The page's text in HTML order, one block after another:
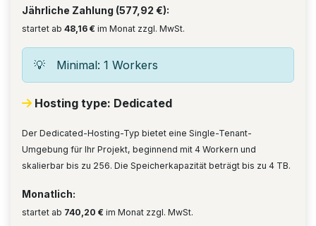
Jährliche Zahlung (577,92 €):
startet ab 48,16 € im Monat zzgl. MwSt.
💡 Minimal: 1 Workers
Hosting type: Dedicated
Der Dedicated-Hosting-Typ bietet eine Single-Tenant-
Umgebung für Ihr Projekt, beginnend mit 4 Workern und
skalierbar bis zu 256. Die Speicherkapazität beträgt bis zu 4 TB.
Monatlich:
startet ab 740,20 € im Monat zzgl. MwSt.